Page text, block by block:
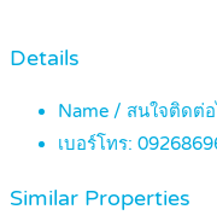
Details
Name / สนใจติดต่
เบอร์โทร:
Similar Properties